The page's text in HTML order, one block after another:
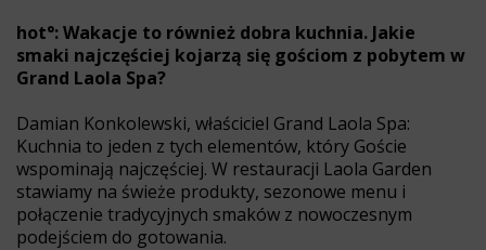
hot°: Wakacje to również dobra kuchnia. Jakie
smaki najczęściej kojarzą się gościom z pobytem w
Grand Laola Spa?
Damian Konkolewski, właściciel Grand Laola Spa:
Kuchnia to jeden z tych elementów, który Goście
wspominają najczęściej. W restauracji Laola Garden
stawiamy na świeże produkty, sezonowe menu i
połączenie tradycyjnych smaków z nowoczesnym
podejściem do gotowania.